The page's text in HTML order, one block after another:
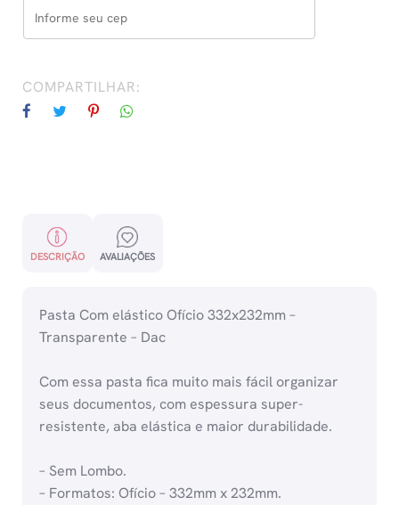
COMPARTILHAR:
DESCRIÇÃO AVALIAÇÕES
Pasta Com elástico Ofício 332x232mm –
Transparente – Dac
Com essa pasta fica muito mais fácil organizar
seus documentos, com espessura super-
resistente, aba elástica e maior durabilidade.
– Sem Lombo.
– Formatos: Ofício – 332mm x 232mm.